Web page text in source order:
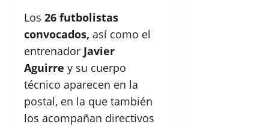
Los 26 futbolistas
convocados, así como el
entrenador Javier
Aguirre y su cuerpo
técnico aparecen en la
postal, en la que también
los acompañan directivos